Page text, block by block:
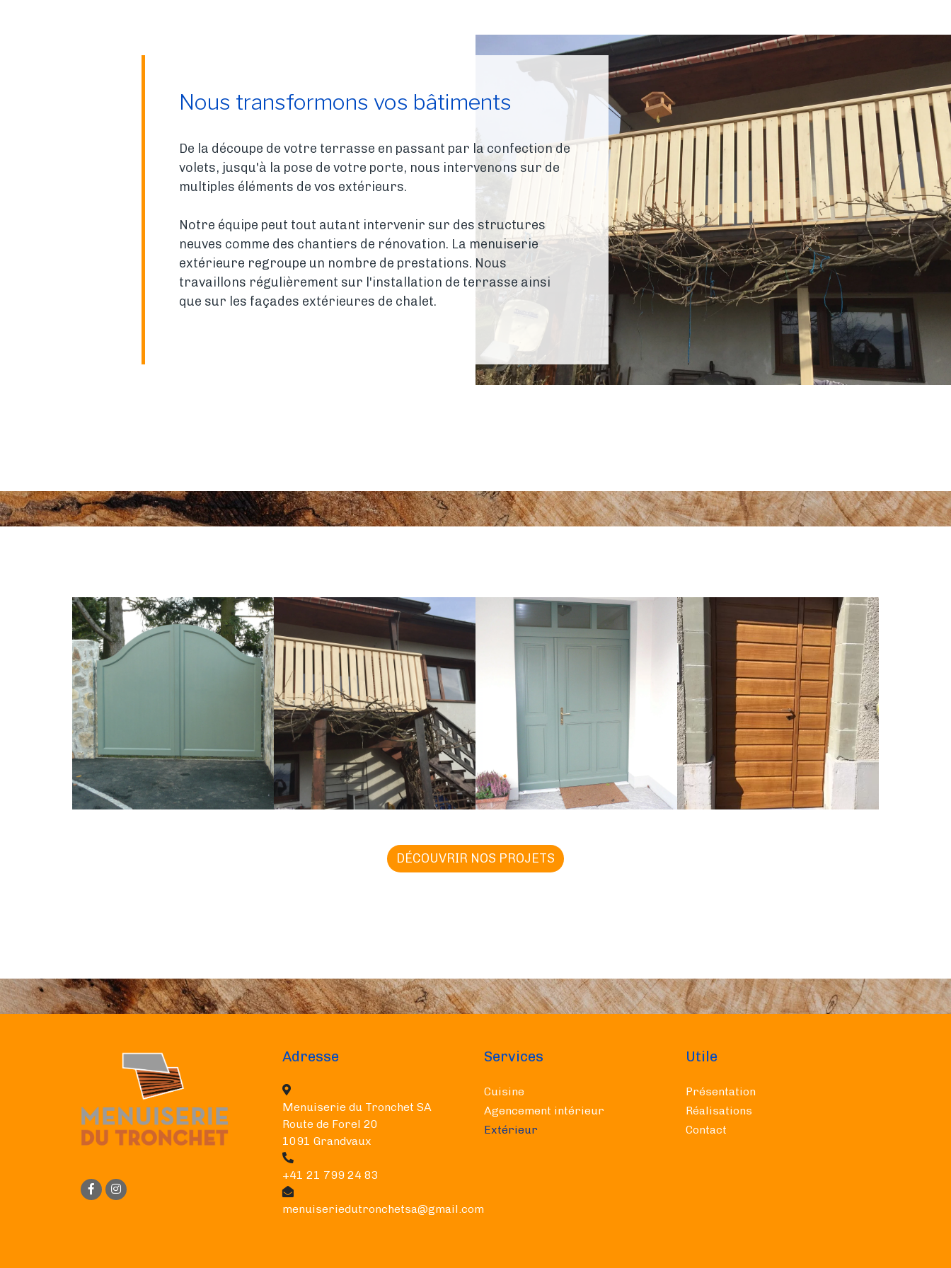
Nous transformons vos bâtiments
De la découpe de votre terrasse en passant par la confection de
volets, jusqu'à la pose de votre porte, nous intervenons sur de
multiples éléments de vos extérieurs.
Notre équipe peut tout autant intervenir sur des structures
neuves comme des chantiers de rénovation. La menuiserie
extérieure regroupe un nombre de prestations. Nous
travaillons régulièrement sur l'installation de terrasse ainsi
que sur les façades extérieures de chalet.
DÉCOUVRIR NOS PROJETS
Adresse
Menuiserie du Tronchet SA
Route de Forel 20
1091 Grandvaux
+41 21 799 24 83
menuiseriedutronchetsa@gmail.com
Services
Cuisine
Agencement intérieur
Extérieur
Utile
Présentation
Réalisations
Contact